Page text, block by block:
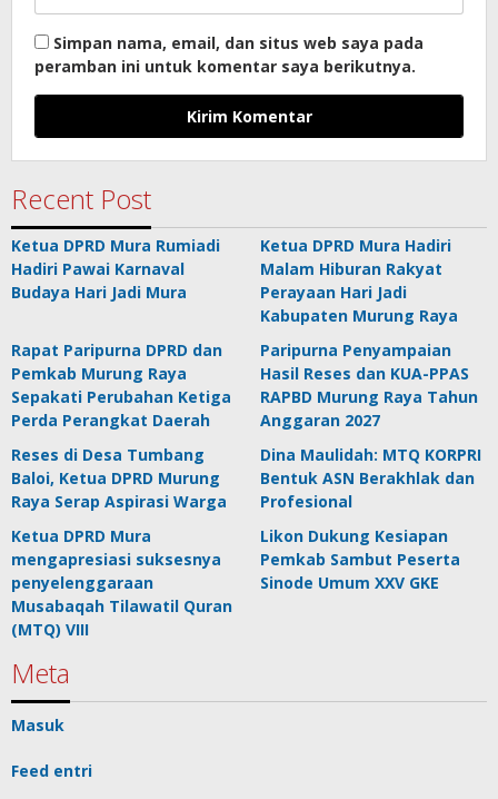
Simpan nama, email, dan situs web saya pada
peramban ini untuk komentar saya berikutnya.
Recent Post
Ketua DPRD Mura Rumiadi
Hadiri Pawai Karnaval
Budaya Hari Jadi Mura
Ketua DPRD Mura Hadiri
Malam Hiburan Rakyat
Perayaan Hari Jadi
Kabupaten Murung Raya
Rapat Paripurna DPRD dan
Pemkab Murung Raya
Sepakati Perubahan Ketiga
Perda Perangkat Daerah
Paripurna Penyampaian
Hasil Reses dan KUA-PPAS
RAPBD Murung Raya Tahun
Anggaran 2027
Reses di Desa Tumbang
Baloi, Ketua DPRD Murung
Raya Serap Aspirasi Warga
Dina Maulidah: MTQ KORPRI
Bentuk ASN Berakhlak dan
Profesional
Ketua DPRD Mura
mengapresiasi suksesnya
penyelenggaraan
Musabaqah Tilawatil Quran
(MTQ) VIII
Likon Dukung Kesiapan
Pemkab Sambut Peserta
Sinode Umum XXV GKE
Meta
Masuk
Feed entri